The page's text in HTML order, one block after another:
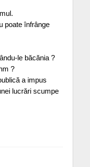
poate înfrânge
le băcănia ?
?
a impus
lucrări scumpe